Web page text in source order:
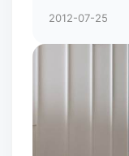
2012-07-25